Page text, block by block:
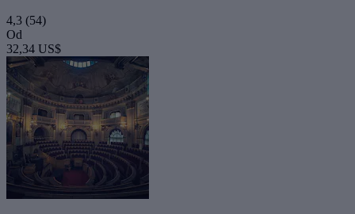
4,3 (54)
Od
32,34 US$